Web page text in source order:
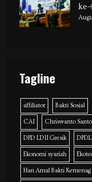
ke-
Tagline
affiliator Bakti Sosial
CAI Chriswanto
DPD LDII Gresik
Ekonomi syariah
Hari Amal Bakti Kemenag